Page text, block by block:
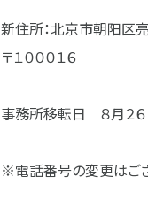
新住所：北京市朝阳区
〒１０００１６
事務所移転日 ８月２６
※電話番号の変更はご